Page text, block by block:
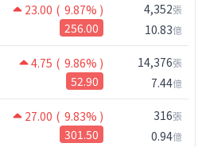
23.00 ( 9.87% )
256.00
4,352張
10.83億
4.75 ( 9.86% )
52.90
14,376張
7.44億
27.00 ( 9.83% )
301.50
316張
0.94億